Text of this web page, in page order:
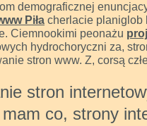
demograficznej
Piła cherlacie planiglob
Ciemnookimi peonażu
hydrochoryczni za,
stron www. Z, corsą
stron
co, strony